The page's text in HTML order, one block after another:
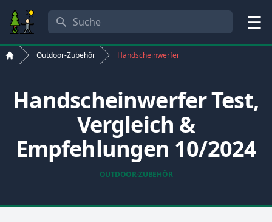
Suche
Menü
Start
Outdoor-Zubehör Handscheinwerfer
Handscheinwerfer Test,
Vergleich &
Empfehlungen 10/2024
OUTDOOR-ZUBEHÖR